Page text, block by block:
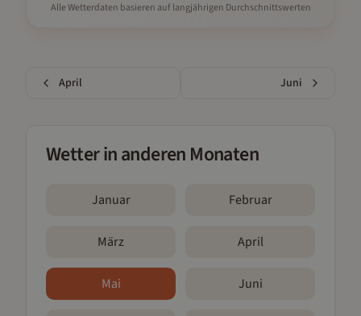
Alle Wetterdaten basieren auf langjährigen Durchschnittswerten
April Juni
Wetter in anderen Monaten
Januar Februar
März April
Mai Juni